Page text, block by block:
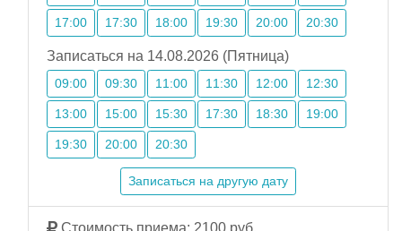
17:00 17:30 18:00 19:30 20:00 20:30
Записаться на 14.08.2026 (Пятница)
09:00 09:30 11:00 11:30 12:00 12:30
13:00 15:00 15:30 17:30 18:30 19:00
19:30 20:00 20:30
Записаться на другую дату
Стоимость приема: 2100 руб.